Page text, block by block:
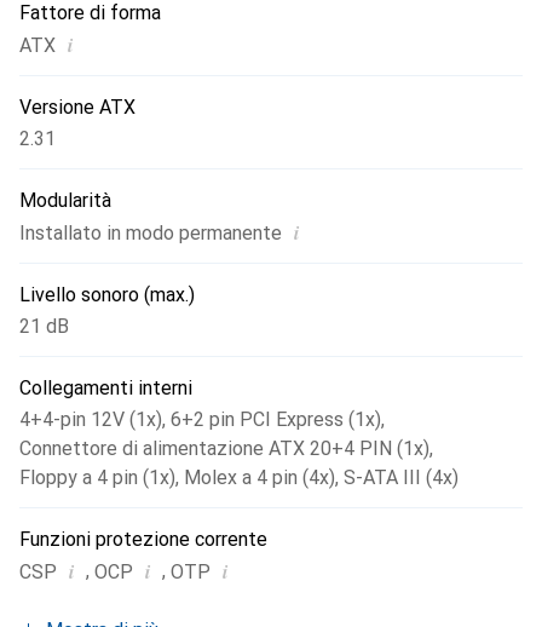
Fattore di forma
ATX i
Versione ATX
2.31
Modularità
Installato in modo permanente i
Livello sonoro (max.)
21 dB
Collegamenti interni
4+4-pin 12V (1x), 6+2 pin PCI Express (1x),
Connettore di alimentazione ATX 20+4 PIN (1x),
Floppy a 4 pin (1x), Molex a 4 pin (4x), S-ATA III (4x)
Funzioni protezione corrente
CSP i , OCP i , OTP i